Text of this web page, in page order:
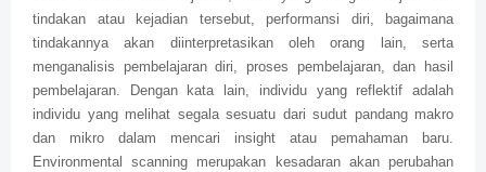
tindakan atau kejadian tersebut, performansi diri, bagaimana
tindakannya akan diinterpretasikan oleh orang lain, serta
menganalisis pembelajaran diri, proses pembelajaran, dan hasil
pembelajaran. Dengan kata lain, individu yang reflektif adalah
individu yang melihat segala sesuatu dari sudut pandang makro
dan mikro dalam mencari insight atau pemahaman baru.
Environmental scanning merupakan kesadaran akan perubahan